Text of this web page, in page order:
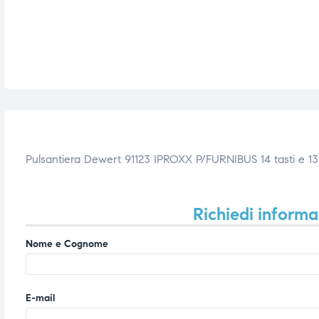
Pulsantiera Dewert 91123 IPROXX P/FURNIBUS 14 tasti e
Richiedi
Nome e Cognome
E-mail